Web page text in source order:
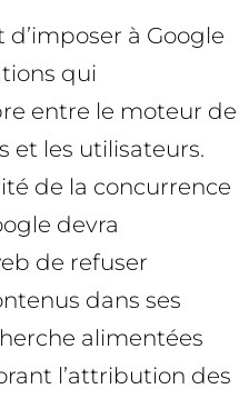
d’imposer à Google
qui
entre le moteur de
et les utilisateurs.
de la concurrence
devra
de refuser
dans ses
alimentées
l’attribution des